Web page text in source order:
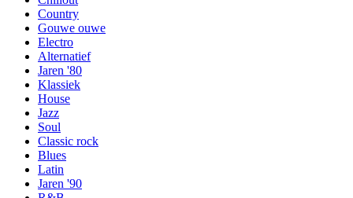
Country
Gouwe ouwe
Electro
Alternatief
Jaren '80
Klassiek
House
Jazz
Soul
Classic rock
Blues
Latin
Jaren '90